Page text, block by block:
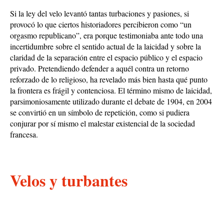
Si la ley del velo levantó tantas turbaciones y pasiones, si
provocó lo que ciertos historiadores percibieron como “un
orgasmo republicano”, era porque testimoniaba ante todo una
incertidumbre sobre el sentido actual de la laicidad y sobre la
claridad de la separación entre el espacio público y el espacio
privado. Pretendiendo defender a aquél contra un retorno
reforzado de lo religioso, ha revelado más bien hasta qué punto
la frontera es frágil y contenciosa. El término mismo de laicidad,
parsimoniosamente utilizado durante el debate de 1904, en 2004
se convirtió en un símbolo de repetición, como si pudiera
conjurar por sí mismo el malestar existencial de la sociedad
francesa.
Velos y turbantes